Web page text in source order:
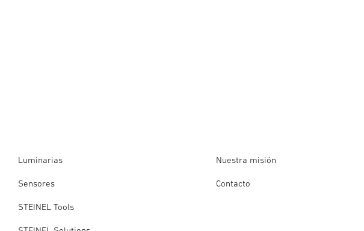
Luminarias
Sensores
STEINEL Tools
Nuestra misión
Contacto